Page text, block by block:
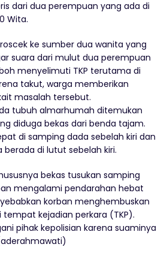
dari dua perempuan yang ada di
Wita.
ke sumber dua wanita yang
suara dari mulut dua perempuan
menyelimuti TKP terutama di
takut, warga memberikan
masalah tersebut.
tubuh almarhumah ditemukan
diduga bekas dari benda tajam.
di samping dada sebelah kiri dan
di lutut sebelah kiri.
bekas tusukan samping
mengalami pendarahan hebat
korban menghembuskan
kejadian perkara (TKP).
pihak kepolisian karena suaminya